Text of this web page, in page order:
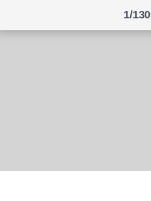
1/130